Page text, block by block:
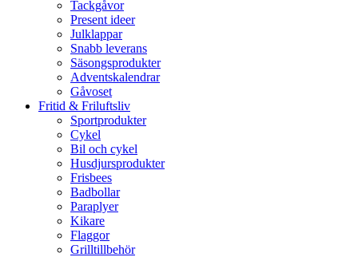
Tackgåvor
Present ideer
Julklappar
Snabb leverans
Säsongsprodukter
Adventskalendrar
Gåvoset
Fritid & Friluftsliv
Sportprodukter
Cykel
Bil och cykel
Husdjursprodukter
Frisbees
Badbollar
Paraplyer
Kikare
Flaggor
Grilltillbehör